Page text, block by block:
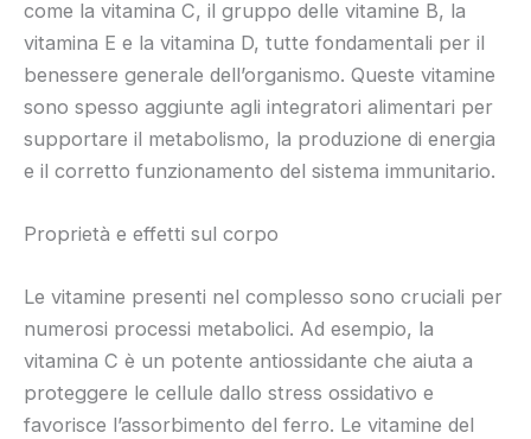
come la vitamina C, il gruppo delle vitamine B, la
vitamina E e la vitamina D, tutte fondamentali per il
benessere generale dell’organismo. Queste vitamine
sono spesso aggiunte agli integratori alimentari per
supportare il metabolismo, la produzione di energia
e il corretto funzionamento del sistema immunitario.
Proprietà e effetti sul corpo
Le vitamine presenti nel complesso sono cruciali per
numerosi processi metabolici. Ad esempio, la
vitamina C è un potente antiossidante che aiuta a
proteggere le cellule dallo stress ossidativo e
favorisce l’assorbimento del ferro. Le vitamine del